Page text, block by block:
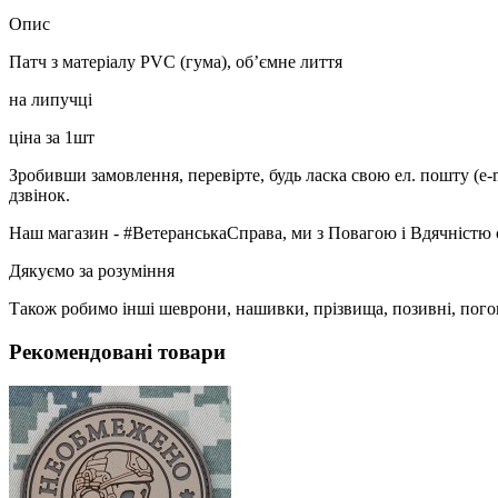
Опис
Патч з матеріалу PVC (гума), об’ємне лиття
на липучці
ціна за 1шт
Зробивши замовлення, перевірте, будь ласка свою ел. пошту
дзвінок.
Наш магазин - #ВетеранськаСправа, ми з Повагою і Вдячністю
Дякуємо за розуміння
Також робимо інші шеврони, нашивки, прізвища, позивні,
Рекомендовані товари